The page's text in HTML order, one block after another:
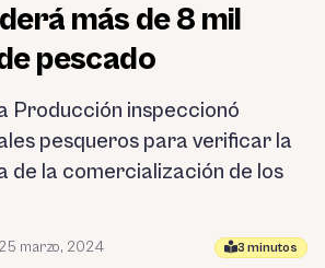
más de 8 mil
pescado
Producción inspeccionó
pesqueros para verificar la
de la comercialización de los
25 marzo, 2024 3 minutos